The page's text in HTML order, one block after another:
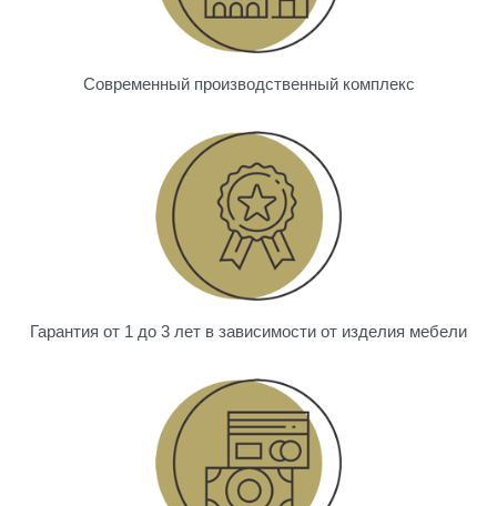
Современный производственный комплекс
Гарантия от 1 до 3 лет в зависимости от изделия мебели